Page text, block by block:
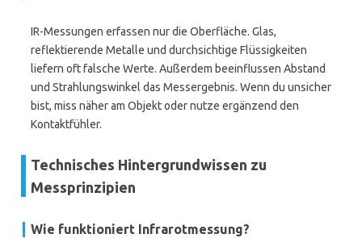
IR-Messungen erfassen nur die Oberfläche. Glas,
reflektierende Metalle und durchsichtige Flüssigkeiten
liefern oft falsche Werte. Außerdem beeinflussen Abstand
und Strahlungswinkel das Messergebnis. Wenn du unsicher
bist, miss näher am Objekt oder nutze ergänzend den
Kontaktfühler.
Technisches Hintergrundwissen zu
Messprinzipien
Wie funktioniert Infrarotmessung?